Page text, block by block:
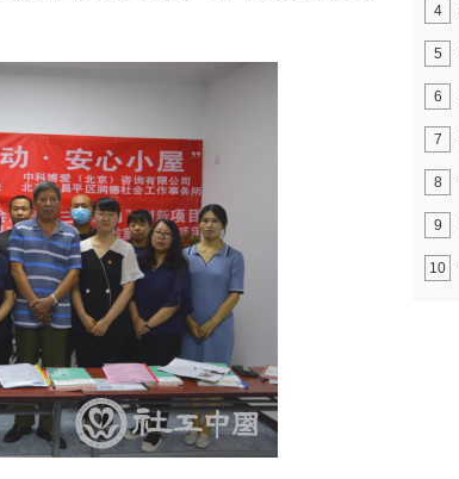
4
5
6
7
8
9
10